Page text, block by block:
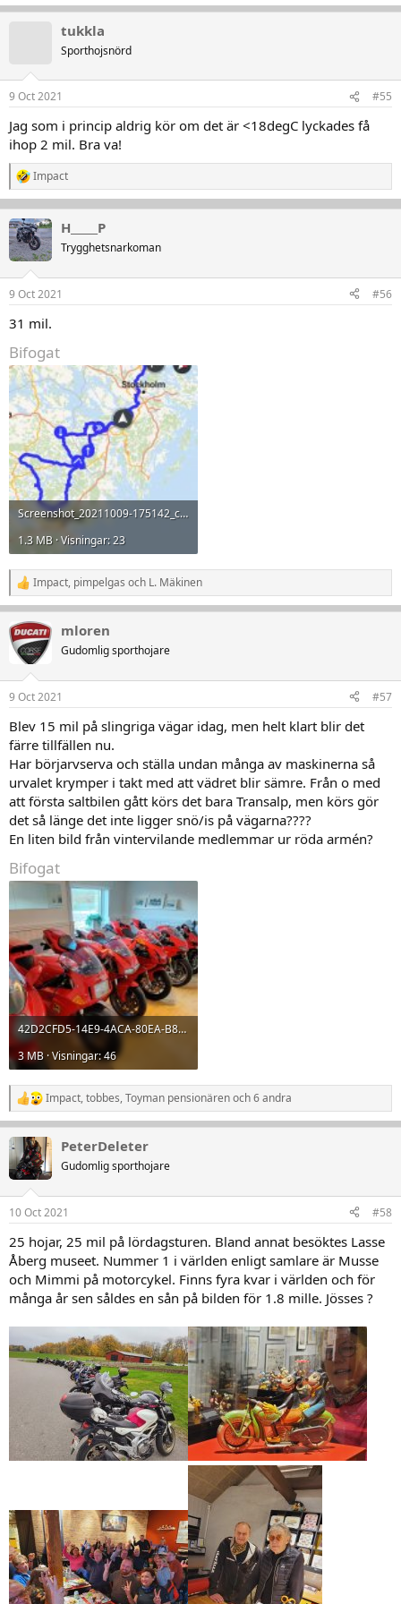
tukkla
Sporthojsnörd
9 Oct 2021 #55
Jag som i princip aldrig kör om det är <18degC lyckades få
ihop 2 mil. Bra va!
R
e
a
k
t
i
n
e
:
Impact
H_____P
Trygghetsnarkoman
9 Oct 2021 #56
31 mil.
Bifogat
Screenshot_20211009-175142_calimoto.jpg
1.3 MB · Visningar: 23
R
e
k
t
i
e
:
Impact, pimpelgas och L. Mäkinen
mloren
Gudomlig sporthojare
9 Oct 2021 #57
Blev 15 mil på slingriga vägar idag, men helt klart blir det
färre tillfällen nu.
Har börjarvserva och ställa undan många av maskinerna så
urvalet krymper i takt med att vädret blir sämre. Från o med
att första saltbilen gått körs det bara Transalp, men körs gör
det så länge det inte ligger snö/is på vägarna????
En liten bild från vintervilande medlemmar ur röda armén?
Bifogat
42D2CFD5-14E9-4ACA-80EA-B86FBBF204BA.jpeg
3 MB · Visningar: 46
R
e
t
i
e
:
Impact,tobbes,Toyman pensionärenoch 6 andra
PeterDeleter
Gudomlig sporthojare
10 Oct 2021 #58
25 hojar, 25 mil på lördagsturen. Bland annat besöktes Lasse
Åberg museet. Nummer 1 i världen enligt samlare är Musse
och Mimmi på motorcykel. Finns fyra kvar i världen och för
många år sen såldes en sån på bilden för 1.8 mille. Jösses ?